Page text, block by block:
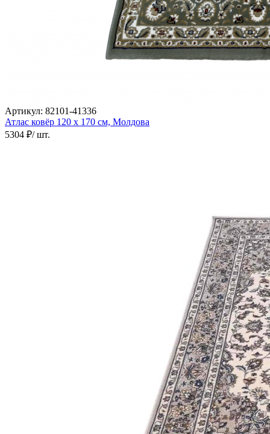
Артикул: 82101-41336
Атлас ковёр 120 х 170 см, Молдова
5304 ₽/ шт.